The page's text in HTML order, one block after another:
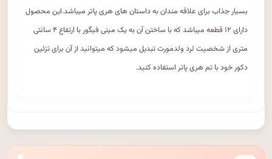
بسیار جذاب برای علاقه مندان به داستان های هری پاتر میباشد.این محصول
دارای ۱۲ قطعه میباشد که با ساختن آن به یک مینی فیگور با ارتفاع ۴ سانتی
متری از شخصیت لرد ولدمورت تبدیل میشود که میتوانید از آن برای تزئین
دکور خود با تم هری پاتر استفاده کنید.